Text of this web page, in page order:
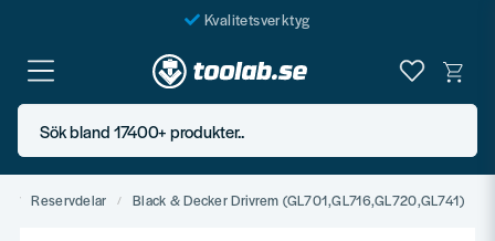
Kvalitetsverktyg
Fraktfritt över 999 SEK*
En järnhandel för alla
Butik i Göteborg
Sök bland 17400+ produkter..
Reservdelar Black & Decker Drivrem (GL701,GL716,GL720,GL741)